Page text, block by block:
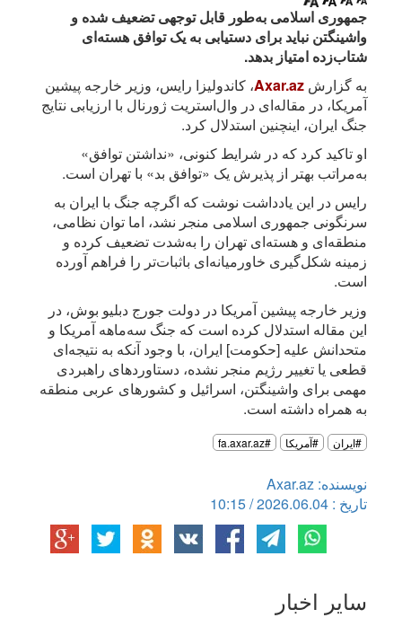
جمهوری اسلامی به‌طور قابل توجهی تضعیف شده و
واشینگتن نباید برای دستیابی به یک توافق هسته‌ای
شتاب‌زده امتیاز بدهد.
به گزارش Axar.az، کاندولیزا رایس، وزیر خارجه پیشین
آمریکا، در مقاله‌ای در وال‌استریت ژورنال با ارزیابی نتایج
جنگ ایران، اینچنین استدلال کرد.
او تاکید کرد که در شرایط کنونی، «نداشتن توافق»
به‌مراتب بهتر از پذیرش یک «توافق بد» با تهران است.
رایس در این یادداشت نوشت که اگرچه جنگ با ایران به
سرنگونی جمهوری اسلامی منجر نشد، اما توان نظامی،
منطقه‌ای و هسته‌ای تهران را به‌شدت تضعیف کرده و
زمینه شکل‌گیری خاورمیانه‌ای باثبات‌تر را فراهم آورده
است.
وزیر خارجه پیشین آمریکا در دولت جورج دبلیو بوش، در
این مقاله‌ استدلال کرده است که جنگ سه‌ماهه آمریکا و
متحدانش علیه [حکومت] ایران، با وجود آنکه به نتیجه‌ای
قطعی یا تغییر رژیم منجر نشده، دستاوردهای راهبردی
مهمی برای واشینگتن، اسرائیل و کشورهای عربی منطقه
به همراه داشته است.
#ایران #آمریکا #fa.axar.az
نویسنده: Axar.az
تاریخ : 2026.06.04 / 10:15
سایر اخبار